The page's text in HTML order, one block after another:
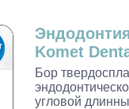
Komet
Бор
угловой